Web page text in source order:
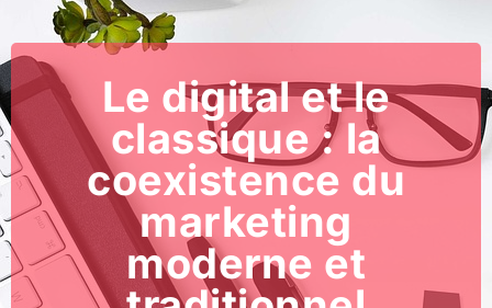
Le digital et le
classique : la
coexistence du
marketing
moderne et